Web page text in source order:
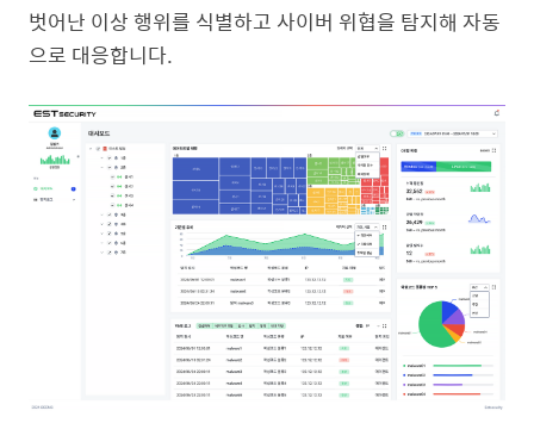
벗어난 이상 행위를 식별하고 사이버 위협을 탐지해 자동
으로 대응합니다.